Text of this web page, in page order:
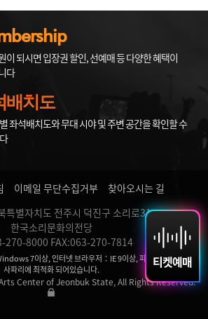
티켓예매
이 되시면 입장권 할인, 선예매 등 다양한 혜택이
다
배치도
좌석배치도와 무대 시야 및 주변 공간을 확인할 수
이메일 무단수집거부
찾아오시는 길
특별자치도 전주시 덕진구 소리로31
한국소리문화의전당
270-8000 FAX:063-270-7814
7이상, 인터넷 브라우저：IE 9이상, 파이어 폭스, 크롬,
사파리에 최적화 되어있습니다.
Center of Jeonbuk State, All Rights Reserved.